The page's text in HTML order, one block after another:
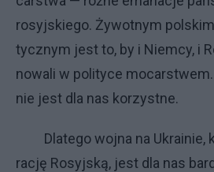
ro­syj­skie­go. Ży­wot­nym
tycz­nym je­st to, by i Niem­cy, i
no­wa­li w po­li­ty­ce
nie je­st dla nas ko­rzyst­ne.
Dla­te­go woj­na na Ukra­inie,
ra­cję Ro­syj­ską, je­st dla nas